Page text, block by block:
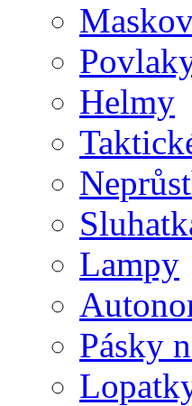
Helmy
Lampy
Pásky